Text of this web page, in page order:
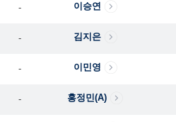
- 이승연
- 김지은
- 이민영
- 홍정민(A)